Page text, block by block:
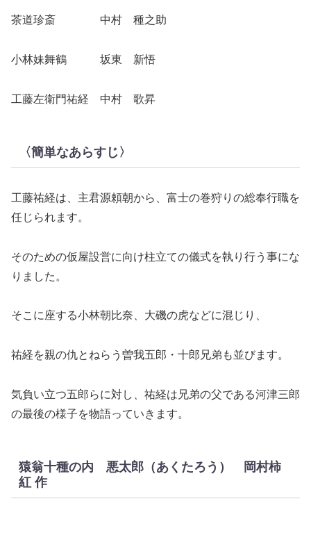
茶道珍斎 中村 種之助
小林妹舞鶴 坂東 新悟
工藤左衛門祐経 中村 歌昇
〈簡単なあらすじ〉
工藤祐経は、主君源頼朝から、富士の巻狩りの総奉行職を
任じられます。
そのための仮屋設営に向け柱立ての儀式を執り行う事にな
りました。
そこに座する小林朝比奈、大磯の虎などに混じり、
祐経を親の仇とねらう曽我五郎・十郎兄弟も並びます。
気負い立つ五郎らに対し、祐経は兄弟の父である河津三郎
の最後の様子を物語っていきます。
猿翁十種の内 悪太郎（あくたろう） 岡村柿
紅 作